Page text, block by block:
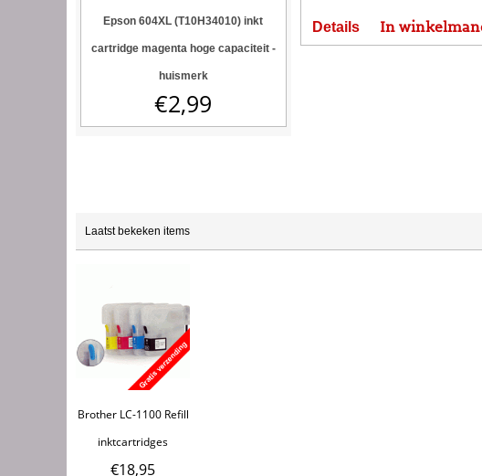
Epson 604XL (T10H34010) inkt
cartridge magenta hoge capaciteit -
huismerk
€2,99
Details In
Laatst bekeken items
Brother LC-1100 Refill
inktcartridges
€18,95